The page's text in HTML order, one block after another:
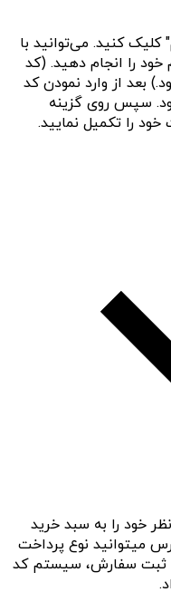
کنید. می‌توانید با
خود را انجام دهید. (کد
بعد از وارد نمودن کد
سپس روی گزینه
را تکمیل نمایید.
خود را به سبد خرید
میتوانید نوع پرداخت
ثبت سفارش، سیستم کد